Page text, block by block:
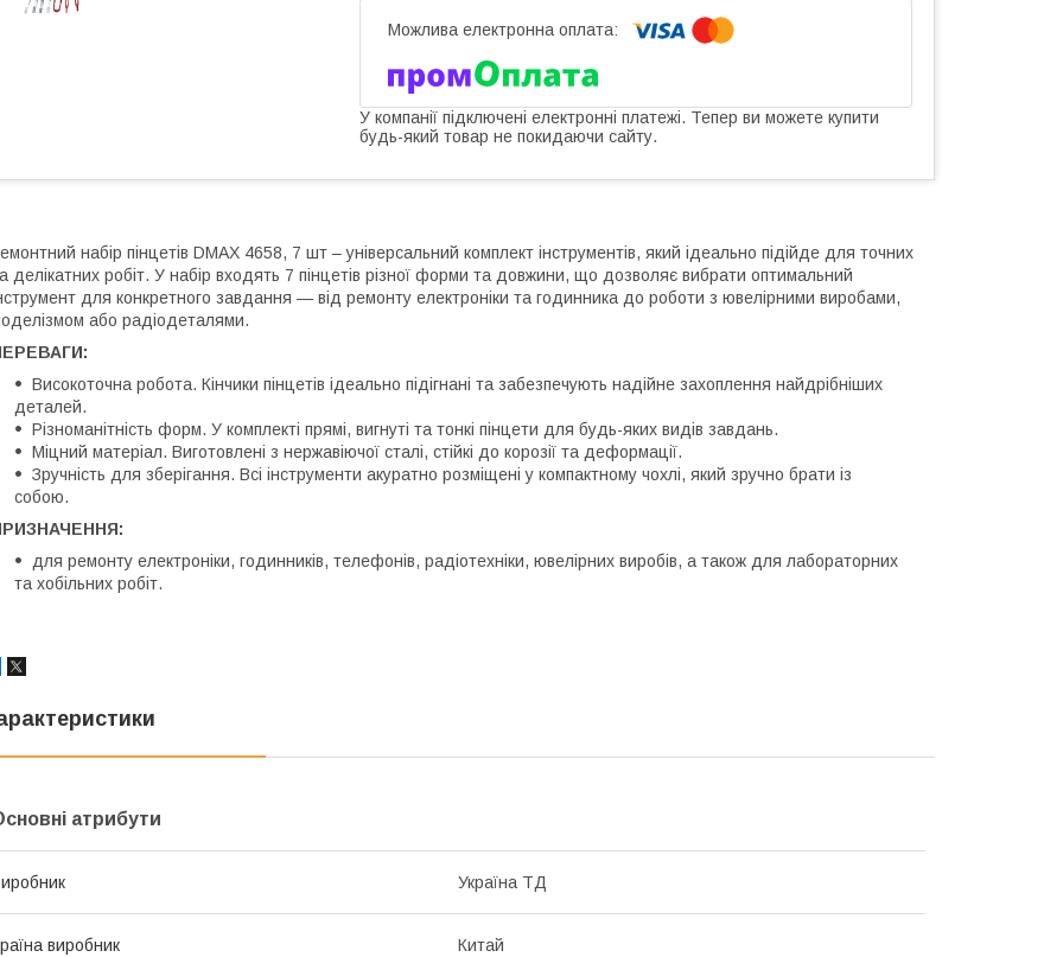
У компанії підключені електронні платежі. Тепер ви можете купити
будь-який товар не покидаючи сайту.
набір пінцетів DMAX 4658, 7 шт – універсальний комплект інструментів, який ідеально підійде для точних
делікатних робіт. У набір входять 7 пінцетів різної форми та довжини, що дозволяє вибрати оптимальний
для конкретного завдання — від ремонту електроніки та годинника до роботи з ювелірними виробами,
або радіодеталями.
Високоточна робота. Кінчики пінцетів ідеально підігнані та забезпечують надійне захоплення найдрібніших
деталей.
Різноманітність форм. У комплекті прямі, вигнуті та тонкі пінцети для будь-яких видів завдань.
Міцний матеріал. Виготовлені з нержавіючої сталі, стійкі до корозії та деформації.
Зручність для зберігання. Всі інструменти акуратно розміщені у компактному чохлі, який зручно брати із
собою.
для ремонту електроніки, годинників, телефонів, радіотехніки, ювелірних виробів, а також для лабораторних
та хобільних робіт.
атрибути
Україна ТД
виробник Китай